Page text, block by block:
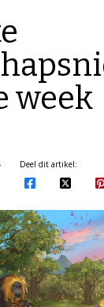
week
Deel dit artikel: